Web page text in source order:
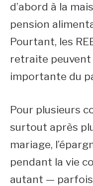
d’abord à la
pension
Pourtant, les
retraite
importante du
Pour plusieurs
surtout après
mariage,
pendant la vie
autant — parfois